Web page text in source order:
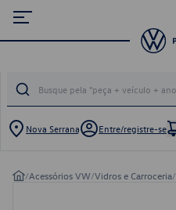
Nova Serrana Entre/registre-se
/Acessórios VW/Vidros e Carroceria/